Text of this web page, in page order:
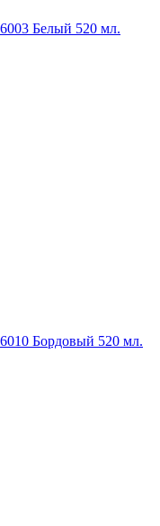
Белый 520 мл.
Бордовый 520 мл.